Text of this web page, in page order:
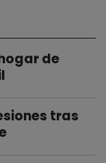
de
tras